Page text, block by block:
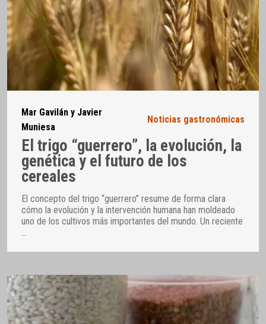
Mar Gavilán y Javier
Muniesa
Noticias gastronómicas
El trigo “guerrero”, la evolución, la
genética y el futuro de los
cereales
El concepto del trigo “guerrero” resume de forma clara
cómo la evolución y la intervención humana han moldeado
uno de los cultivos más importantes del mundo. Un reciente